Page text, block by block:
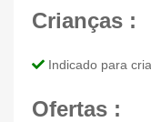
Crianças :
Indicado para
Ofertas :